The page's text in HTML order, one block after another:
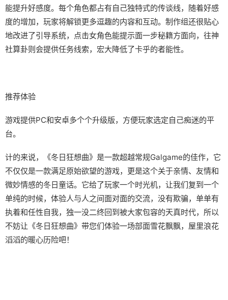
能提升好感度。每个角色都占有自己独特式的传谈线，随着好感
度的增加，玩家将解锁更多逗趣的内容和互动。制作组还很贴心
地改进了引导系统，点击女角色能提示面一步秘籍方面向，往神
社算卦则会提供任务线索，宏大降低了卡乎的者能性。
推荐体验
游戏提供PC和安卓多个个升级版，方便玩家选定自己痴迷的平
台。
计的来说，《冬日狂想曲》是一款​​超越常规Galgame的佳作​​，它
不仅仅是一款满足原始欲望的游戏，更是这个关于亲情、友情和
微妙情感的冬日童话。它给了玩家一个时光机，让我们复到一个
单纯的时候，体验人与人之间面对面的交流，没有欺骗，单单有
执着和任性自我，独一没二终回到被大家包容的天真时代，所以
不妨让《冬日狂想曲》带您们体验一场​​部面雪花飘飘，屋里浪花
滔滔​​的暖心历险吧！